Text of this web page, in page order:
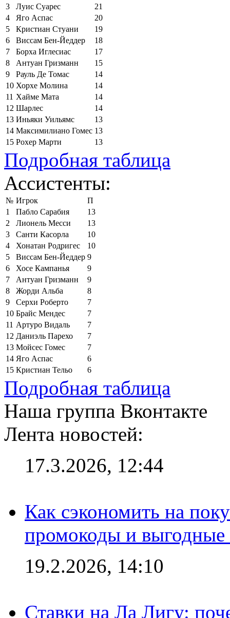
3
Луис Суарес
21
4
Яго Аспас
20
5
Кристиан Стуани
19
6
Виссам Бен-Йеддер
18
7
Борха Иглесиас
17
8
Антуан Гризманн
15
9
Рауль Де Томас
14
10 Хорхе Молина
14
11 Хайме Мата
14
12 Шарлес
14
13 Иньяки Уильямс
13
14 Максимилиано Гомес 13
15 Рохер Марти 13
Подробная таблица
Ассистенты:
№ Игрок
П
1
Пабло Сарабия
13
2
Лионель Месси
13
3
Санти Касорла
10
4
Хонатан Родригес
10
5
Виссам Бен-Йеддер 9
6
Хосе Кампанья
9
7
Антуан Гризманн
9
8
Жорди Альба
8
9
Серхи Роберто
7
10 Брайс Мендес
7
11 Артуро Видаль
7
12 Даниэль Парехо
7
13 Мойсес Гомес
7
14 Яго Аспас
6
15 Кристиан Тельо 6
Подробная таблица
Наша группа Вконтакте
Лента новостей:
17.3.2026, 12:44
Как сэкономить на
промокоды и выгодные
19.2.2026, 14:10
Ставки на Ла Лигу: